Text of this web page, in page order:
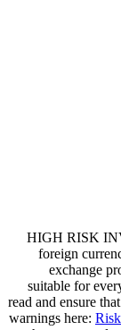
HIGH RISK
foreign
exchange
suitable for
read and ensure
warnings here: